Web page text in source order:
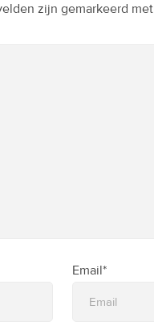
zijn gemarkeerd met
Email*